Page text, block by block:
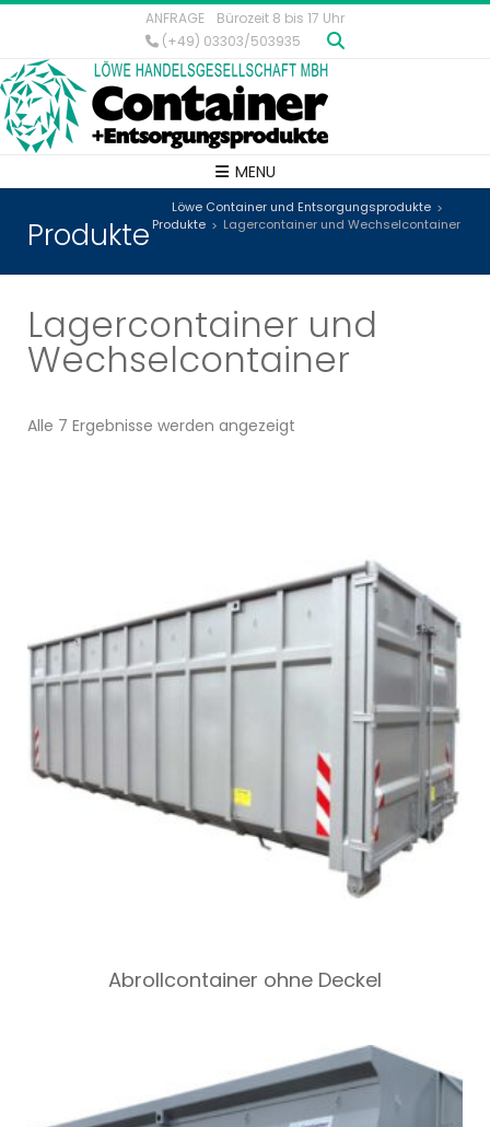
ANFRAGE
Bürozeit 8 bis 17 Uhr
(+49) 03303/503935
MENU
Produkte
Löwe Container und Entsorgungsprodukte >
Produkte > Lagercontainer und Wechselcontainer
Lagercontainer und
Wechselcontainer
Alle 7 Ergebnisse werden angezeigt
Abrollcontainer ohne Deckel